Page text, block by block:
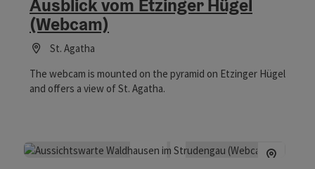
Ausblick vom Etzinger Hügel
(Webcam)
St. Agatha
The webcam is mounted on the pyramid on Etzinger Hügel
and offers a view of St. Agatha.